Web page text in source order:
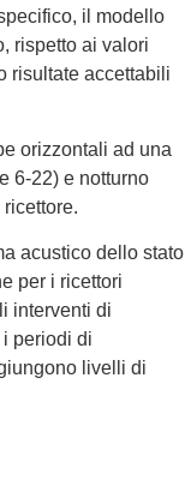
il modello
rispetto ai valori
risultate accettabili
orizzontali ad una
6-22) e notturno
acustico dello stato
per i ricettori
interventi di
periodi di
livelli di